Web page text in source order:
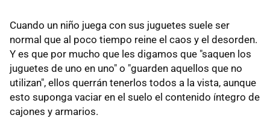
Cuando un niño juega con sus juguetes suele ser
normal que al poco tiempo reine el caos y el desorden.
Y es que por mucho que les digamos que "saquen los
juguetes de uno en uno" o "guarden aquellos que no
utilizan", ellos querrán tenerlos todos a la vista, aunque
esto suponga vaciar en el suelo el contenido íntegro de
cajones y armarios.